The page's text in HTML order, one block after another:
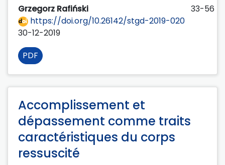
Grzegorz Rafiński
33-56
https://doi.org/10.26142/stgd-2019-020
30-12-2019
PDF
Accomplissement et
dépassement comme traits
caractéristiques du corps
ressuscité